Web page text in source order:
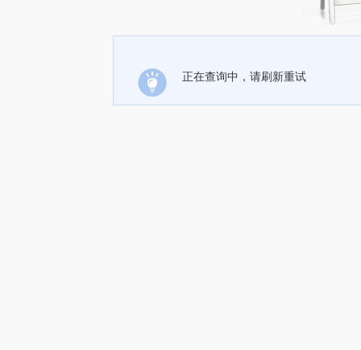
正在查询中，请刷新重试